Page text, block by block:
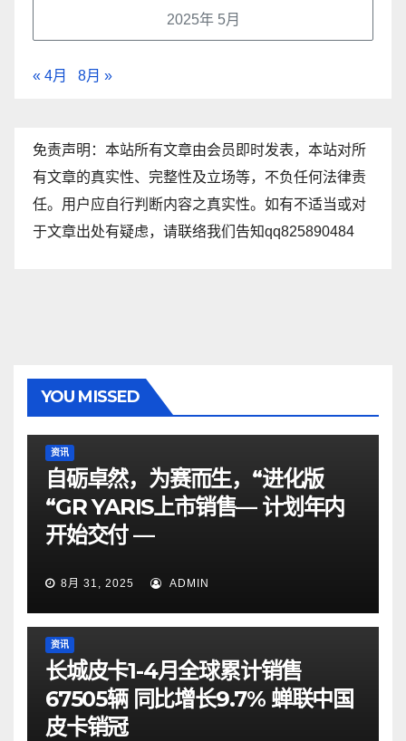
2025年 5月
« 4月 8月 »
免责声明：本站所有文章由会员即时发表，本站对所
有文章的真实性、完整性及立场等，不负任何法律责
任。用户应自行判断内容之真实性。如有不适当或对
于文章出处有疑虑，请联络我们告知qq825890484
YOU MISSED
资讯
自砺卓然，为赛而生，“进化版
“GR YARIS上市销售— 计划年内
开始交付 —
8月 31, 2025 ADMIN
资讯
长城皮卡1-4月全球累计销售
67505辆 同比增长9.7% 蝉联中国
皮卡销冠